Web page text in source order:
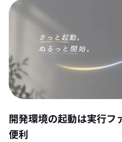
開発環境の起動は実行フ
便利